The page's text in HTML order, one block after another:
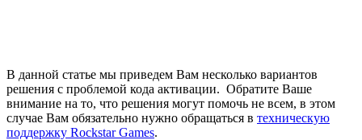
В данной статье мы приведем Вам несколько вариантов
решения с проблемой кода активации. Обратите Ваше
внимание на то, что решения могут помочь не всем, в этом
случае Вам обязательно нужно обращаться в техническую
поддержку Rockstar Games.